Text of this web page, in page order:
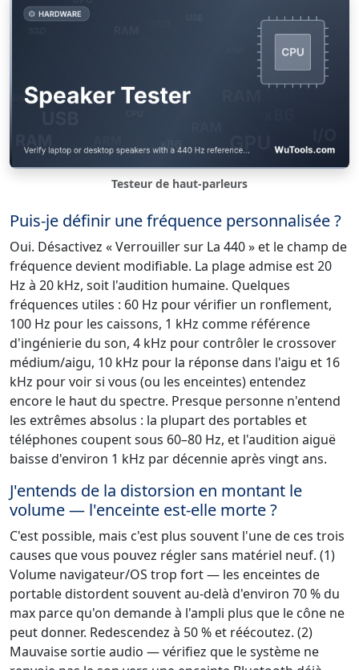
Testeur de haut-parleurs
Puis-je définir une fréquence personnalisée ?
Oui. Désactivez « Verrouiller sur La 440 » et le champ de
fréquence devient modifiable. La plage admise est 20
Hz à 20 kHz, soit l'audition humaine. Quelques
fréquences utiles : 60 Hz pour vérifier un ronflement,
100 Hz pour les caissons, 1 kHz comme référence
d'ingénierie du son, 4 kHz pour contrôler le crossover
médium/aigu, 10 kHz pour la réponse dans l'aigu et 16
kHz pour voir si vous (ou les enceintes) entendez
encore le haut du spectre. Presque personne n'entend
les extrêmes absolus : la plupart des portables et
téléphones coupent sous 60–80 Hz, et l'audition aiguë
baisse d'environ 1 kHz par décennie après vingt ans.
J'entends de la distorsion en montant le
volume — l'enceinte est-elle morte ?
C'est possible, mais c'est plus souvent l'une de ces trois
causes que vous pouvez régler sans matériel neuf. (1)
Volume navigateur/OS trop fort — les enceintes de
portable distordent souvent au-delà d'environ 70 % du
max parce qu'on demande à l'ampli plus que le cône ne
peut donner. Redescendez à 50 % et réécoutez. (2)
Mauvaise sortie audio — vérifiez que le système ne